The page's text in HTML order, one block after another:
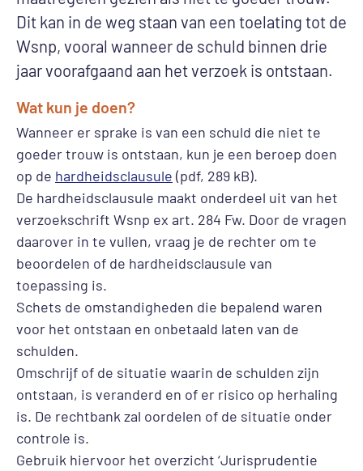
Dit kan in de weg staan van een toelating tot de
Wsnp, vooral wanneer de schuld binnen drie
jaar voorafgaand aan het verzoek is ontstaan.
Wat kun je doen?
Wanneer er sprake is van een schuld die niet te
goeder trouw is ontstaan, kun je een beroep doen
op de hardheidsclausule (pdf, 289 kB).
De hardheidsclausule maakt onderdeel uit van het
verzoekschrift Wsnp ex art. 284 Fw. Door de vragen
daarover in te vullen, vraag je de rechter om te
beoordelen of de hardheidsclausule van
toepassing is.
Schets de omstandigheden die bepalend waren
voor het ontstaan en onbetaald laten van de
schulden.
Omschrijf of de situatie waarin de schulden zijn
ontstaan, is veranderd en of er risico op herhaling
is. De rechtbank zal oordelen of de situatie onder
controle is.
Gebruik hiervoor het overzicht ‘Jurisprudentie